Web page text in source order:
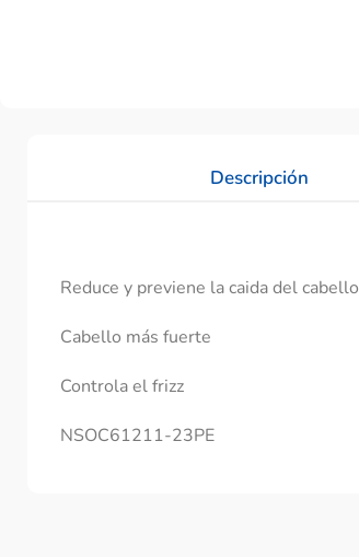
Descripción
Reduce y previene la caida del cabello
Cabello más fuerte
Controla el frizz
NSOC61211-23PE